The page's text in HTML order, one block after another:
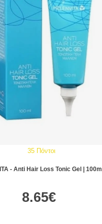
35 Πόντοι
- Anti Hair Loss Tonic Gel | 100ml
8.65€